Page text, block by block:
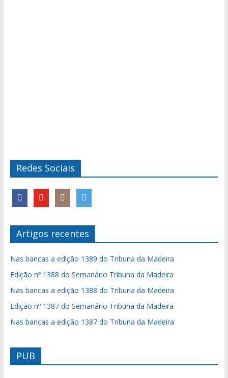
Redes Sociais
Artigos recentes
Nas bancas a edição 1389 do Tribuna da Madeira
Edição nº 1388 do Semanário Tribuna da Madeira
Nas bancas a edição 1388 do Tribuna da Madeira
Edição nº 1387 do Semanário Tribuna da Madeira
Nas bancas a edição 1387 do Tribuna da Madeira
PUB